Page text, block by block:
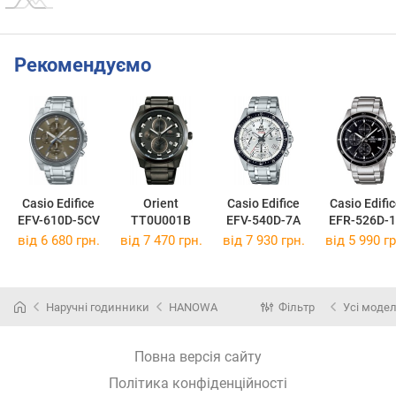
Рекомендуємо
Casio Edifice
EFV-610D-5CV
Orient
TT0U001B
Casio Edifice
EFV-540D-7A
Casio
EFR-526D-
від 6 680 грн. від 7 470 грн. від 7 930 грн. від 5 990
Наручні годинники HANOWA Фільтр Усі
Повна версія сайту
Політика конфіденційності